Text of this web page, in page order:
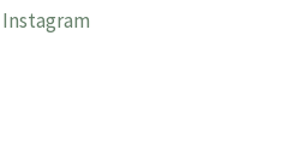
Instagram